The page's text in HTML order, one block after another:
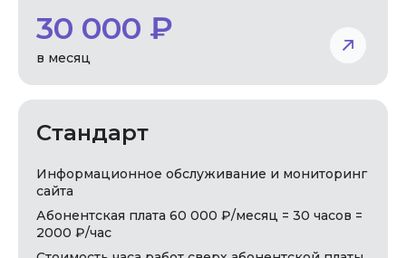
30 000 ₽
в месяц
Стандарт
Информационное обслуживание и мониторинг
сайта
Абонентская плата 60 000 ₽/месяц = 30 часов =
2000 ₽/час